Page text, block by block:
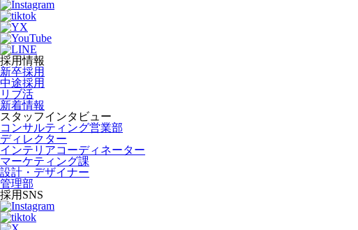
採用情報
新卒採用
中途採用
リブ活
新着情報
スタッフインタビュー
コンサルティング営業部
ディレクター
インテリアコーディネーター
マーケティング課
設計・デザイナー
管理部
採用SNS